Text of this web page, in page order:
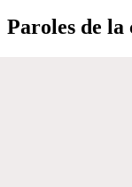
Paroles de